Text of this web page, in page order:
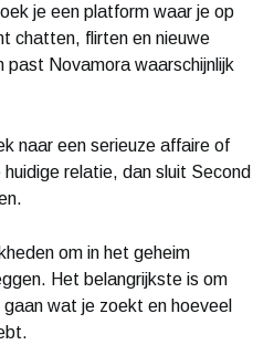
je een platform waar je op
chatten, flirten en nieuwe
past Novamora waarschijnlijk
naar een serieuze affaire of
relatie, dan sluit Second
om in het geheim
Het belangrijkste is om
wat je zoekt en hoeveel